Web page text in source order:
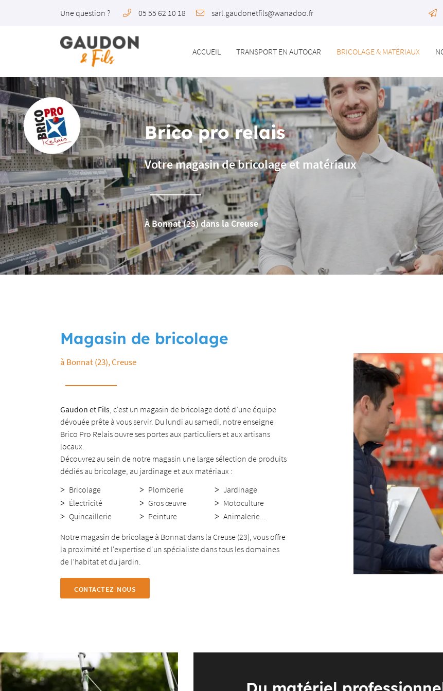
Une question ? 05 55 62 10 18
ACCUEIL TRANSPORT EN AUTOCAR BRICOLAGE & MATÉRIAUX
23220 Bonnat
05 55 62 10 18
 Adresse email de réception
 Recopier le code ci-contre
Rafraîchir le captcha
Brico pro relais
Votre magasin de bricolage et matériaux
À Bonnat (23) dans la Creuse
Magasin de bricolage
à Bonnat (23), Creuse
Gaudon et Fils, c'est un magasin de bricolage doté d’une équipe
dévouée prête à vous servir. Du lundi au samedi, notre enseigne
Brico Pro Relais ouvre ses portes aux particuliers et aux artisans
locaux.
Découvrez au sein de notre magasin une large sélection de produits
dédiés au bricolage, au jardinage et aux matériaux :
Bricolage
Plomberie
Jardinage
Électricité
Gros œuvre
Motoculture
Quincaillerie
Peinture
Animalerie...
Notre magasin de bricolage à Bonnat dans la Creuse (23), vous offre
la proximité et l'expertise d'un spécialiste dans tous les domaines
de l’habitat et du jardin.
CONTACTEZ-NOUS